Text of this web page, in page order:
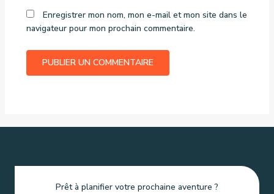
Enregistrer mon nom, mon e-mail et mon site dans le
navigateur pour mon prochain commentaire.
Prêt à planifier votre prochaine aventure ?